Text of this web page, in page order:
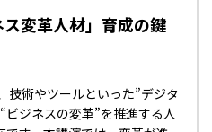
変革人材」育成の鍵
技術やツールといった”デジタ
ジネスの変革”を推進する人